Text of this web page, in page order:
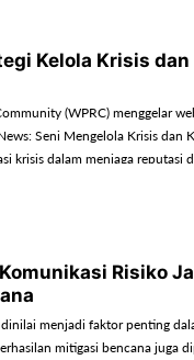
Kelola Krisis
(WPRC) menggelar
Seni Mengelola Krisis dan
krisis dalam menjaga reputasi
Risiko
menjadi faktor penting
mitigasi bencana juga